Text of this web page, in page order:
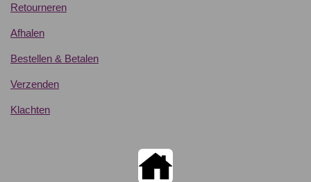
Retourneren
Afhalen
Bestellen & Betalen
Verzenden
Klachten